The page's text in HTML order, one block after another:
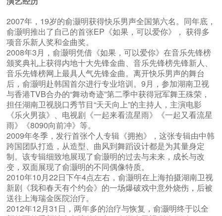
2007年，19岁的俞灏明获得快乐男声全国第六名。同年底，
俞灏明推出了自己的首张EP《如果，可以爱你》， 获得多
项音乐新人奖和金曲奖。
2008年3月，俞灏明凭借《如果，可以爱你》在音乐先锋榜
颁奖典礼上获得内地十大先锋金曲、音乐先锋榜先锋新人、
音乐先锋榜网上最具人气先锋金曲。离开快乐男声的舞台
后，俞灏明赴韩国首尔进行专业培训。9月，参加湖南卫视
与香港TVB合办的“舞动奇迹”第二季中获得冠军舞王殊荣，
担任湖南卫视脱口秀节目“天天向上”的主持人，主演电影
《乐火男孩》、电视剧《一起来看流星雨》《一起又看流星
雨》《8090向前冲》等。
2009年冬季，发行首张个人专辑《拥抱》，这张专辑由中韩
跨国团队打造，从造型、曲风到舞蹈设计都是为其量身定
制。该专辑细致地展现了俞灏明的过去与未来，成长与改
变，双面展现了俞灏明的不同偶像特质。
2010年10月22日下午4点左右，俞灏明在上海拍摄湖南卫视
新剧《我和春天有个约会》的一场爆破戏中意外烧伤，后被
送往上海瑞金医院治疗。
2012年12月31日，两年多的治疗与恢复，俞灏明终于以全